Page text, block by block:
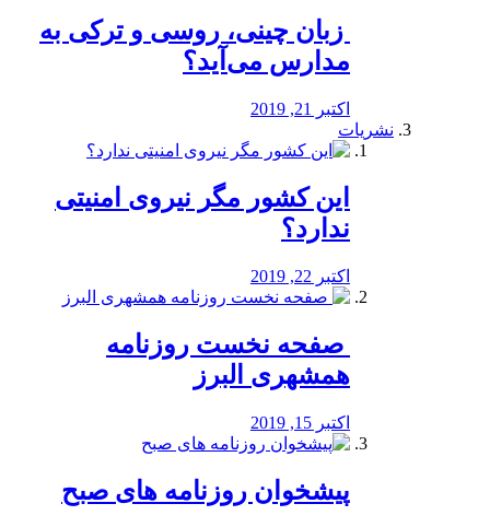
️ زبان چینی، روسی و ترکی به
مدارس می‌آید؟
اکتبر 21, 2019
نشریات
این کشور مگر نیروی امنیتی
ندارد؟
اکتبر 22, 2019
️ صفحه نخست روزنامه‌
همشهری البرز
اکتبر 15, 2019
پیشخوان روزنامه های صبح